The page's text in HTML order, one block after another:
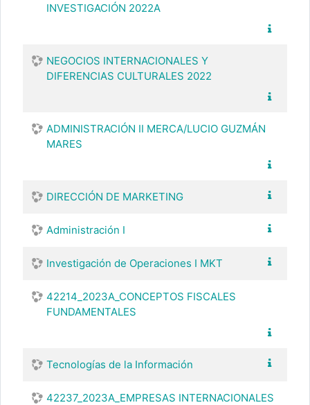
INVESTIGACIÓN 2022A
NEGOCIOS INTERNACIONALES Y
DIFERENCIAS CULTURALES 2022
ADMINISTRACIÓN II MERCA/LUCIO GUZMÁN
MARES
DIRECCIÓN DE MARKETING
Administración I
Investigación de Operaciones I MKT
42214_2023A_CONCEPTOS FISCALES
FUNDAMENTALES
Tecnologías de la Información
42237_2023A_EMPRESAS INTERNACIONALES